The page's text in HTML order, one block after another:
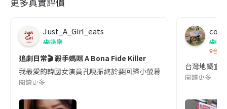
Just_A_Girl_eats
娛樂
追劇日常🎬 殺手媽咪 A Bona Fide Killer
我最愛的韓國女演員孔曉振終於要回歸小螢幕啦!這次的劇本改編
閱讀更多
co
吹
台灣
台灣地鐵宣
閱讀更多